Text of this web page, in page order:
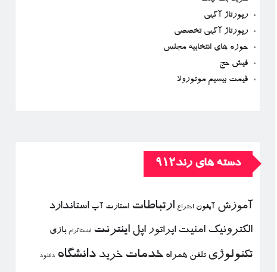
رپورتاژ آگهی
رپورتاژ آگهی تخصصی
حوزه های انتخابیه مجلس
فیش حج
قیمت بیسیم موتورولا
دسته های رند912
آموزش آیفون اختراع ارتباطات استارت آپ استاندارد
الكترونیك امنیت اپراتور اپل اینترنت اینستاگرام بازی
تكنولوژی تلفن همراه خدمات خرید دانشگاه دانلود